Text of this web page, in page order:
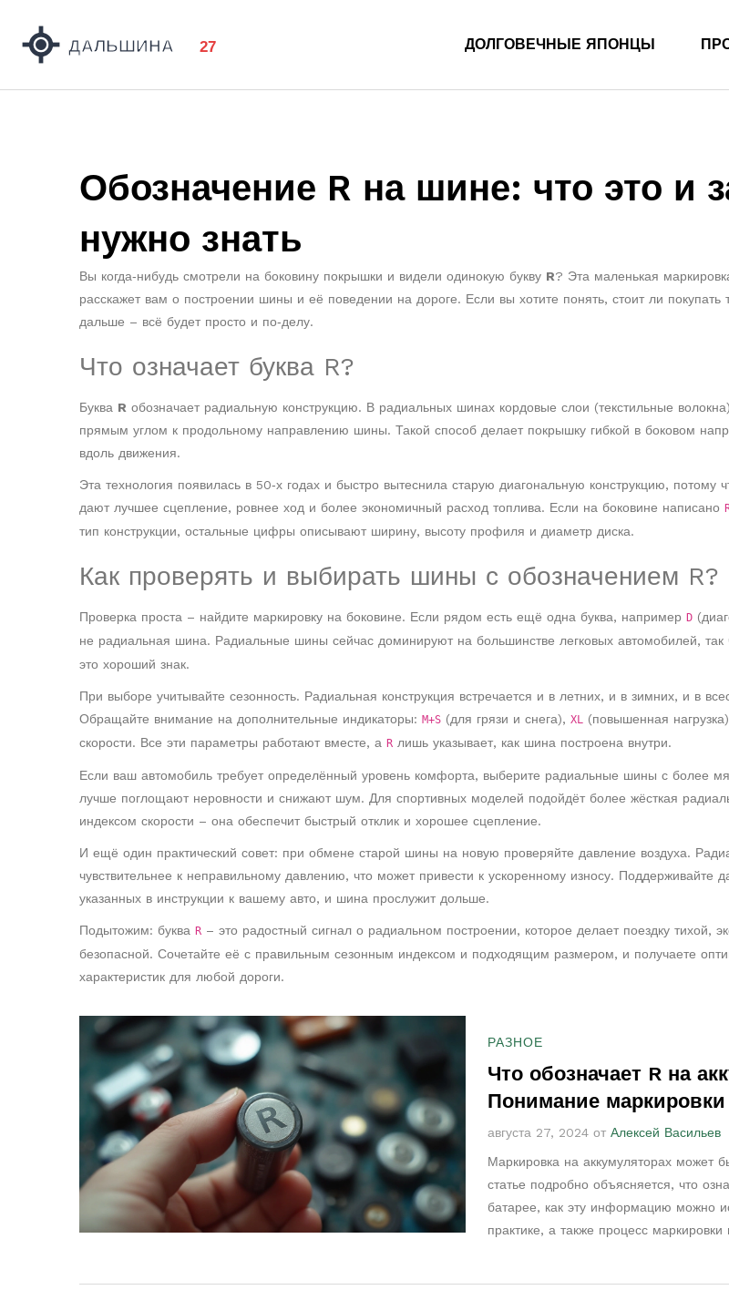
ДОЛГОВЕЧНЫЕ ЯПОНЦЫ
Обозначение R на шине: что это и
нужно знать
Вы когда‑нибудь смотрели на боковину покрышки и видели одинокую букву R? Эта маленькая
расскажет вам о построении шины и её поведении на дороге. Если вы хотите понять, стоит ли покупать
дальше – всё будет просто и по‑делу.
Что означает буква R?
Буква R обозначает радиальную конструкцию. В радиальных шинах кордовые слои (текстильные
прямым углом к продольному направлению шины. Такой способ делает покрышку гибкой в боковом
вдоль движения.
Эта технология появилась в 50‑х годах и быстро вытеснила старую диагональную конструкцию, потому
дают лучшее сцепление, ровнее ход и более экономичный расход топлива. Если на боковине написано
тип конструкции, остальные цифры описывают ширину, высоту профиля и диаметр диска.
Как проверять и выбирать шины с обозначением R?
Проверка проста – найдите маркировку на боковине. Если рядом есть ещё одна буква, например D
не радиальная шина. Радиальные шины сейчас доминируют на большинстве легковых автомобилей, так
это хороший знак.
При выборе учитывайте сезонность. Радиальная конструкция встречается и в летних, и в зимних, и в
Обращайте внимание на дополнительные индикаторы: M+S (для грязи и снега), XL (повышенная
скорости. Все эти параметры работают вместе, а R лишь указывает, как шина построена внутри.
Если ваш автомобиль требует определённый уровень комфорта, выберите радиальные шины с более
лучше поглощают неровности и снижают шум. Для спортивных моделей подойдёт более жёсткая
индексом скорости – она обеспечит быстрый отклик и хорошее сцепление.
И ещё один практический совет: при обмене старой шины на новую проверяйте давление воздуха.
чувствительнее к неправильному давлению, что может привести к ускоренному износу. Поддерживайте
указанных в инструкции к вашему авто, и шина прослужит дольше.
Подытожим: буква R – это радостный сигнал о радиальном построении, которое делает поездку тихой,
безопасной. Сочетайте её с правильным сезонным индексом и подходящим размером, и получаете
характеристик для любой дороги.
РАЗНОЕ
Что обозначает R на
Понимание маркировки
августа 27, 2024 от Алексей Васильев
Маркировка на аккумуляторах может
статье подробно объясняется, что
батарее, как эту информацию можно
практике, а также процесс маркировки